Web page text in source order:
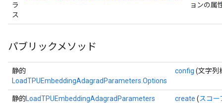
ラ
ス
ョンの属
パブリックメソッド
静的
LoadTPUEmbeddingAdagradParameters.Options
config (文字列
静的LoadTPUEmbeddingAdagradParameters create (スコー